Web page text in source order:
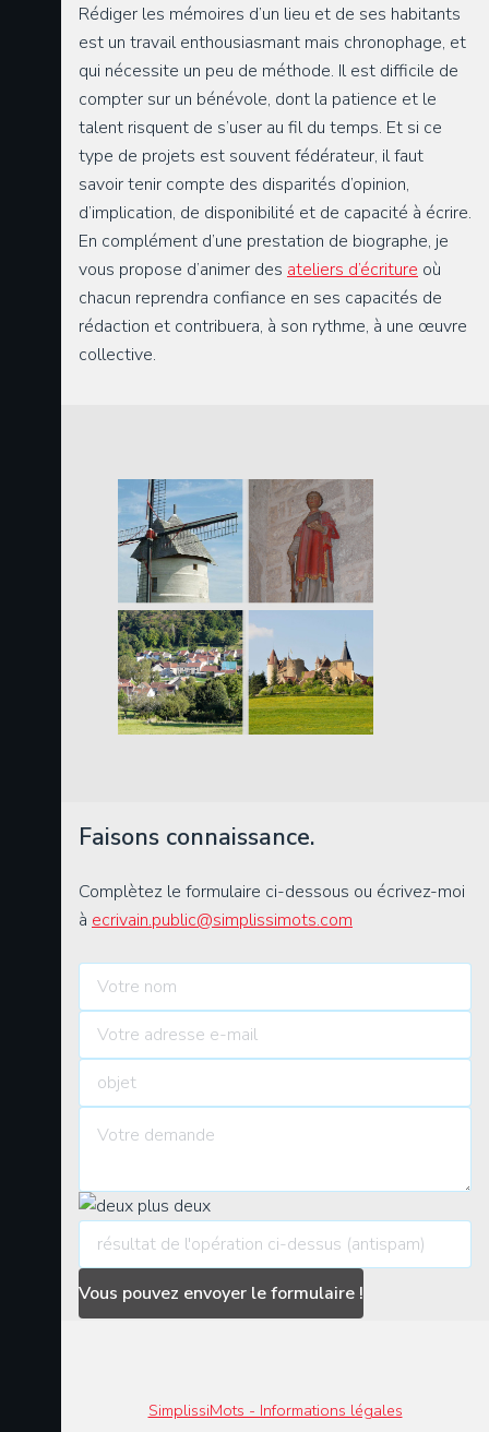
Rédiger les mémoires d’un lieu et de ses habitants
est un travail enthousiasmant mais chronophage, et
qui nécessite un peu de méthode. Il est difficile de
compter sur un bénévole, dont la patience et le
talent risquent de s’user au fil du temps. Et si ce
type de projets est souvent fédérateur, il faut
savoir tenir compte des disparités d’opinion,
d’implication, de disponibilité et de capacité à écrire.
En complément d’une prestation de biographe, je
vous propose d’animer des ateliers d’écriture où
chacun reprendra confiance en ses capacités de
rédaction et contribuera, à son rythme, à une œuvre
collective.
Faisons connaissance.
Complètez le formulaire ci-dessous ou écrivez-moi
à ecrivain.public@simplissimots.com
SimplissiMots - Informations légales